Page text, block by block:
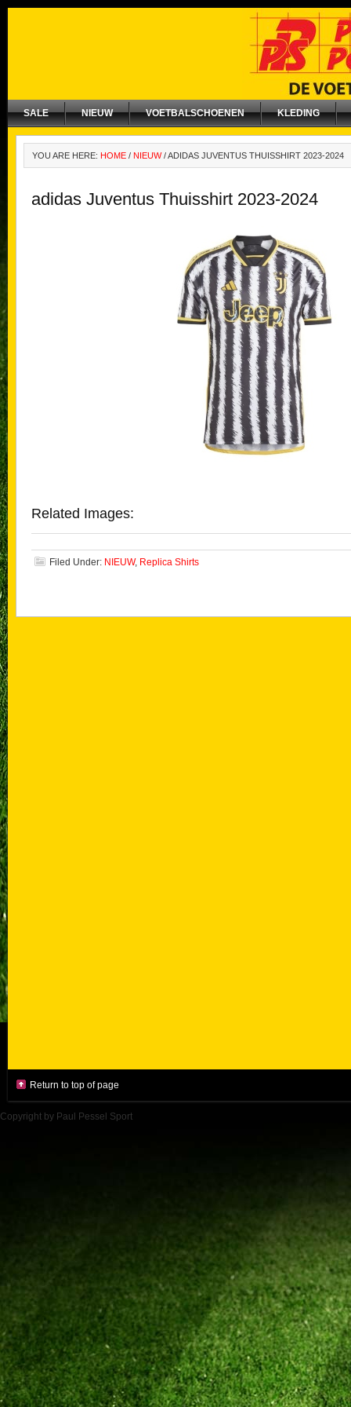
SALE NIEUW VOETBALSCHOENEN KLEDING
YOU ARE HERE: HOME / NIEUW /ADIDAS JUVENTUS THUISSHIRT 2023-2024
adidas Juventus Thuisshirt 2023-2024
Related Images:
Filed Under: NIEUW, Replica Shirts
Return to top of page
Copyright by Paul Pessel Sport